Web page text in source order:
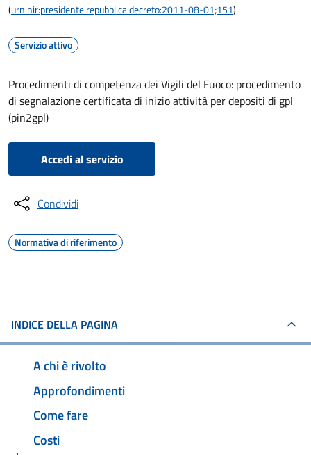
(urn:nir:presidente.repubblica:decreto:2011-08-01;151)
Servizio attivo
Procedimenti di competenza dei Vigili del Fuoco: procedimento
di segnalazione certificata di inizio attività per depositi di gpl
(pin2gpl)
Accedi al servizio
Condividi
Normativa di riferimento
INDICE DELLA PAGINA
A chi è rivolto
Approfondimenti
Come fare
Costi